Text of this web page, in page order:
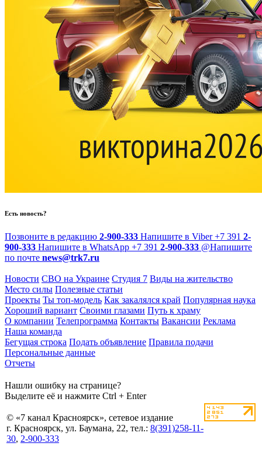
Есть новость?
Позвоните в редакцию 2-900-333 Напишите в Viber +7 391 2-
900-333 Напишите в WhatsApp +7 391 2-900-333 @Напишите
по почте news@trk7.ru
Новости СВО на Украине Студия 7 Виды на жительство
Место силы Полезные статьи
Проекты Ты топ-модель Как закалялся край Популярная наука
Хороший вариант Своими глазами Путь к храму
О компании Телепрограмма Контакты Вакансии Реклама
Наша команда
Бегущая строка Подать объявление Правила подачи
Персональные данные
Отчеты
Нашли ошибку на странице?
Выделите её и нажмите Ctrl + Enter
© «7 канал Красноярск», сетевое издание
г. Красноярск, ул. Баумана, 22, тел.: 8(391)258-11-
30, 2-900-333